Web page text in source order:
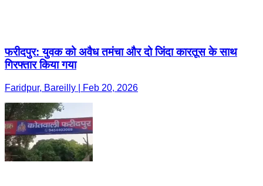
फरीदपुर: युवक को अवैध तमंचा और दो जिंदा कारतूस के साथ
गिरफ्तार किया गया
Faridpur, Bareilly | Feb 20, 2026